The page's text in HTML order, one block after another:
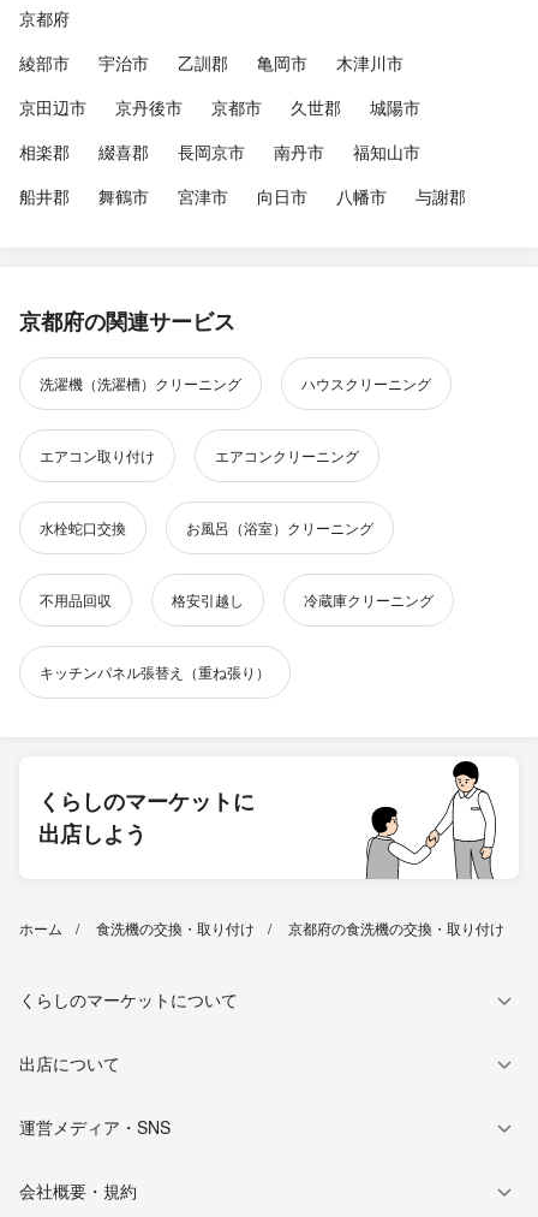
京都府
綾部市
宇治市 乙訓郡 亀岡市
木津川市
京田辺市
京丹後市 京都市 久世郡
城陽市
相楽郡
綴喜郡 長岡京市 南丹市
福知山市
船井郡
舞鶴市 宮津市 向日市 八幡市 与謝郡
京都府の関連サービス
洗濯機（洗濯槽）クリーニング ハウスクリーニング
エアコン取り付け エアコンクリーニング
水栓蛇口交換 お風呂（浴室）クリーニング
不用品回収 格安引越し 冷蔵庫クリーニング
キッチンパネル張替え（重ね張り）
くらしのマーケットに
出店しよう
ホーム 食洗機の交換・取り付け 京都府の食洗機の交換・取り付け
くらしのマーケットについて
出店について
運営メディア・SNS
会社概要・規約